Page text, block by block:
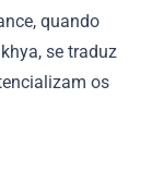
quando
se traduz
os